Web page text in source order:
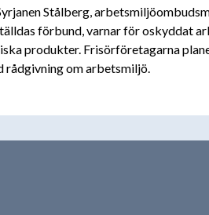
Stålberg,
förbund, varnar för oskyddat
produkter. Frisörföretagarna
rådgivning om arbetsmiljö.